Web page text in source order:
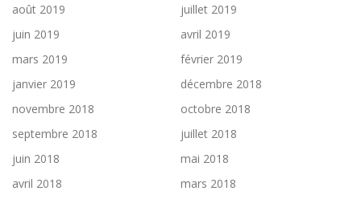
août 2019
juillet 2019
juin 2019
avril 2019
mars 2019
février 2019
janvier 2019
décembre 2018
novembre 2018
octobre 2018
septembre 2018
juillet 2018
juin 2018
mai 2018
avril 2018
mars 2018